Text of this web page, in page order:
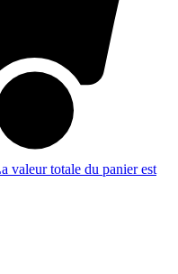
valeur totale du panier est